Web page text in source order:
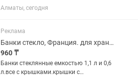
детской кроватке mommy lux в 2х
размерах + бортики. Авто кресло
новорожденного. Коврик детский.
Состояние...
Алматы, сегодня
Реклама
Банки стекло, Франция. для хранения пищевых продуктов 2 размеров.
960 ₸
Банки стеклянные емкостью 1,1 л и 0,6
л.все с крышками.крышки с